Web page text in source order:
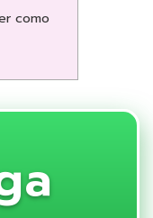
como